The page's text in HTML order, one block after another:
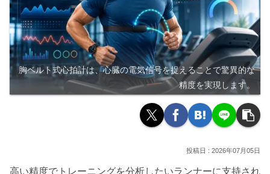
胸ベルト式心拍計は、心臓の電気信号を捉えることで驚異的な
精度を実現します。
2026年07月05日
高い精度でトレーニングを分析したいランナーに支持され